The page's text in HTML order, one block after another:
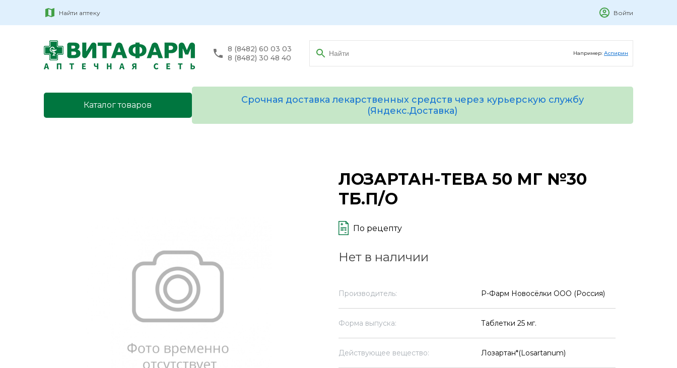
Найти аптеку Войти
8 (8482) 60 03 03
8 (8482) 30 48 40
Например: Аспирин
Каталог товаров
Срочная доставка лекарственных средств через курьерскую службу
(Яндекс.Доставка)
ЛОЗАРТАН-ТЕВА 50 МГ №30
ТБ.П/О
По рецепту
Нет в наличии
Производитель: Р-Фарм Новосёлки ООО (Россия)
Форма выпуска: Таблетки 25 мг.
Действующее вещество: Лозартан*(Losartanum)